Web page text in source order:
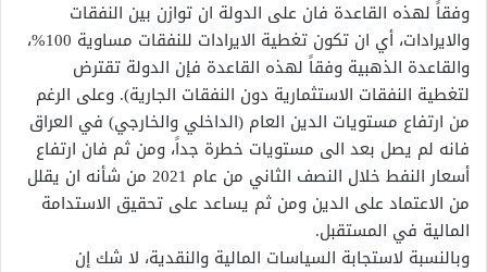
وفقاً لهذه القاعدة فان على الدولة ان توازن بين النفقات
والايرادات، أي ان تكون تغطية الايرادات للنفقات مساوية 100%،
والقاعدة الذهبية وفقاً لهذه القاعدة فإن الدولة تقترض
لتغطية النفقات الاستثمارية دون النفقات الجارية). وعلى الرغم
من ارتفاع مستويات الدين العام (الداخلي والخارجي) في العراق
فانه لم يصل بعد الى مستويات خطرة جداً، ومن ثم فان ارتفاع
أسعار النفط خلال النصف الثاني من عام 2021 من شأنه ان يقلل
من الاعتماد على الدين ومن ثم يساعد على تحقيق الاستدامة
المالية في المستقبل.
وبالنسبة لاستجابة السياسات المالية والنقدية، لا شك إن